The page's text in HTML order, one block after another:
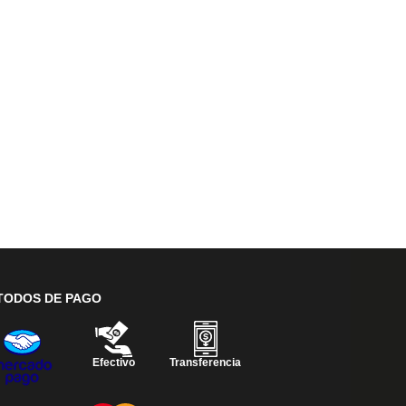
DE PAGO
Efectivo Transferencia